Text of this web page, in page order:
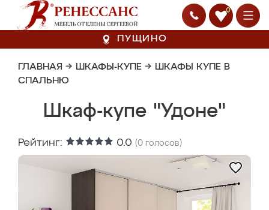
0
ПУЩИНО
ГЛАВНАЯ → ШКАФЫ-КУПЕ → ШКАФЫ КУПЕ В
СПАЛЬНЮ
Шкаф-купе "Удоне"
Рейтинг: 0.0 (0 голосов)